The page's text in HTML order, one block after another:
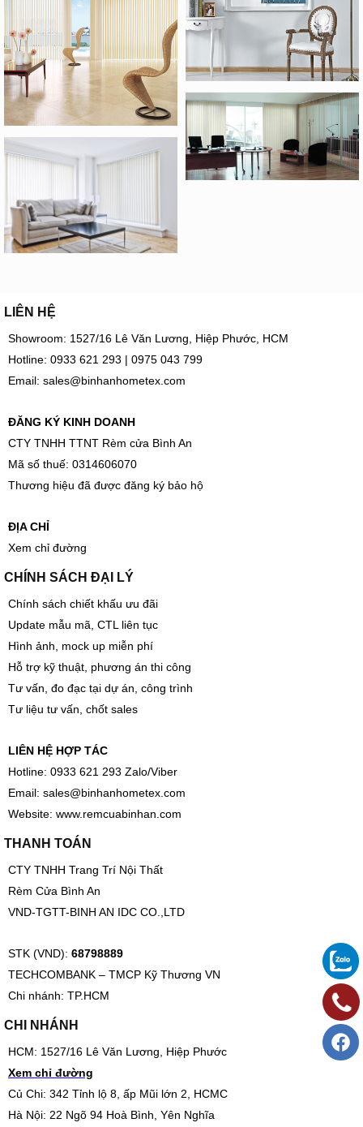
LIÊN HỆ
Showroom: 1527/16 Lê Văn Lương, Hiệp Phước, HCM
Hotline: 0933 621 293 | 0975 043 799
Email: sales@binhanhometex.com
ĐĂNG KÝ KINH DOANH
CTY TNHH TTNT Rèm cửa Bình An
Mã số thuế: 0314606070
Thương hiệu đã được đăng ký bảo hộ
ĐỊA CHỈ
Xem chỉ đường
CHÍNH SÁCH ĐẠI LÝ
Chính sách chiết khấu ưu đãi
Update mẫu mã, CTL liên tục
Hình ảnh, mock up miễn phí
Hỗ trợ kỹ thuật, phương án thi công
Tư vấn, đo đạc tại dự án, công trình
Tư liệu tư vấn, chốt sales
LIÊN HỆ HỢP TÁC
Hotline: 0933 621 293 Zalo/Viber
Email: sales@binhanhometex.com
Website: www.remcuabinhan.com
THANH TOÁN
CTY TNHH Trang Trí Nội Thất
Rèm Cửa Bình An
VND-TGTT-BINH AN IDC CO.,LTD
STK (VND): 68798889
TECHCOMBANK – TMCP Kỹ Thương VN
Chi nhánh: TP.HCM
CHI NHÁNH
HCM: 1527/16 Lê Văn Lương, Hiệp Phước
Xem chỉ đường
Củ Chi: 342 Tỉnh lộ 8, ấp Mũi lớn 2, HCMC
Hà Nội: 22 Ngõ 94 Hoà Bình, Yên Nghĩa